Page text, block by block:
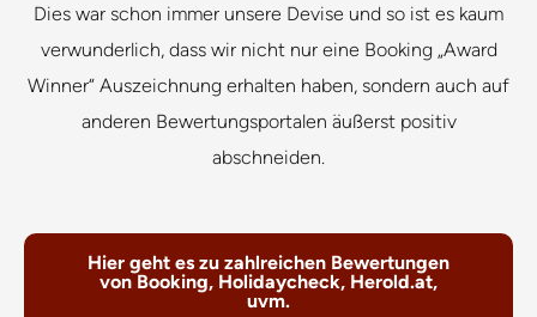
Dies war schon immer unsere Devise und so ist es kaum
verwunderlich, dass wir nicht nur eine Booking „Award
Winner“ Auszeichnung erhalten haben, sondern auch auf
anderen Bewertungsportalen äußerst positiv
abschneiden.
Hier geht es zu zahlreichen Bewertungen
von Booking, Holidaycheck, Herold.at,
uvm.